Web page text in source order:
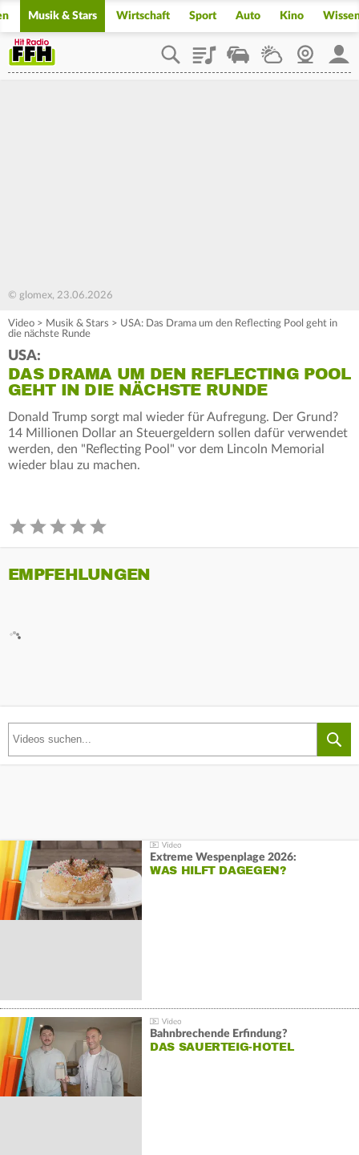
Musik & Stars Wirtschaft Sport Auto Kino
PlaylistStaupilotWetterWebcam
© glomex, 23.06.2026
Video > Musik & Stars > USA: Das Drama um den Reflecting Pool geht in
die nächste Runde
USA:
DAS DRAMA UM DEN REFLECTING POOL
GEHT IN DIE NÄCHSTE RUNDE
Donald Trump sorgt mal wieder für Aufregung. Der Grund?
14 Millionen Dollar an Steuergeldern sollen dafür verwendet
werden, den "Reflecting Pool" vor dem Lincoln Memorial
wieder blau zu machen.
EMPFEHLUNGEN
Extreme Wespenplage 2026:
WAS HILFT DAGEGEN?
Bahnbrechende Erfindung?
DAS SAUERTEIG-HOTEL